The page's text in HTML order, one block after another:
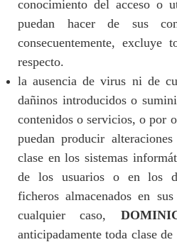
conocimiento del acceso o
puedan hacer de sus
consecuentemente, excluye
respecto.
la ausencia de virus ni de
dañinos introducidos o
contenidos o servicios, o por
puedan producir
clase en los sistemas
de los usuarios o en los
ficheros almacenados en
cualquier caso,
anticipadamente toda clase